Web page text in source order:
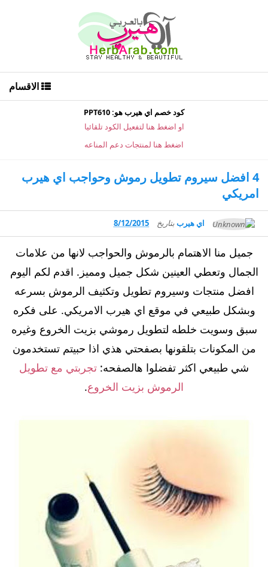
الاقسام
كود خصم اي هيرب هو: PPT610
او اضغط هنا لتفعيل الكود تلقائيا
اضغط هنا لمنتجات دعم المناعه
4 افضل سيروم تطويل رموش وحواجب اي هيرب
امريكي
اي هيرببتاريخ 8/12/2015
جميل منا الاهتمام بالرموش والحواجب لانها من علامات
الجمال وتعطي العينين شكل جميل ومميز. اقدم لكم اليوم
افضل منتجات وسيروم تطويل وتكثيف الرموش بسرعه
وبشكل طبيعي في موقع اي هيرب الامريكي. على فكره
سبق وسويت خلطه لتطويل رموشي بزيت الخروع وغيره
من المكونات بتلقونها بصفحتي هذي اذا حبيتم تستخدمون
شي طبيعي اكثر تفضلوا هالصفحه: تجربتي مع تطويل
الرموش بزيت الخروع.